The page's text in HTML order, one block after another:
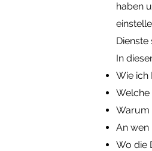
haben
In
Wie ich
Welche
Warum
An wen
Wo die